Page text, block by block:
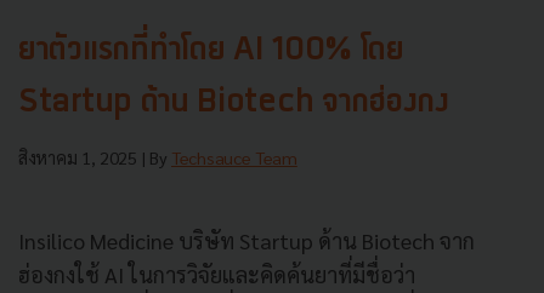
ยาตัวแรกที่ทำโดย AI 100% โดย
Startup ด้าน Biotech จากฮ่องกง
สิงหาคม 1, 2025 | By Techsauce Team
Insilico Medicine บริษัท Startup ด้าน Biotech จาก
ฮ่องกงใช้ AI ในการวิจัยและคิดค้นยาที่มีชื่อว่า